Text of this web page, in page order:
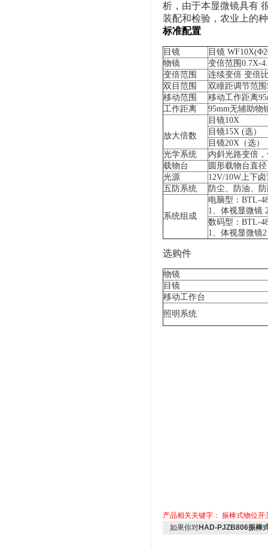
析，由于本显微镜具有
装配和检验，农业上的
标准配置
目镜 目镜 WF10X(Φ
物镜
变倍范围 0.7X-
变倍范围
连续变倍 变倍
双目范围
双瞳距调节范围
移动范围
移动工作距离
工作距离
95mm无辅助物
放大倍数
目镜10X
目镜15X (选）
目镜20X（选）
光学系统
内斜光路变倍
载物台
圆形载物台直
光源
12V/10W上下
五防系统
防尘、防油、
系统组成
电脑型：BTL-
1、 体视显微镜
数码型：BTL-
1、体视显微镜
选购件
物镜
目镜
移动工作台
照明系统
产品相关关键字： 振棒式物位开
如果你对HAD-PJZB806振棒